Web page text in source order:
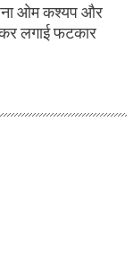
ओम कश्यप और
लगाई फटकार